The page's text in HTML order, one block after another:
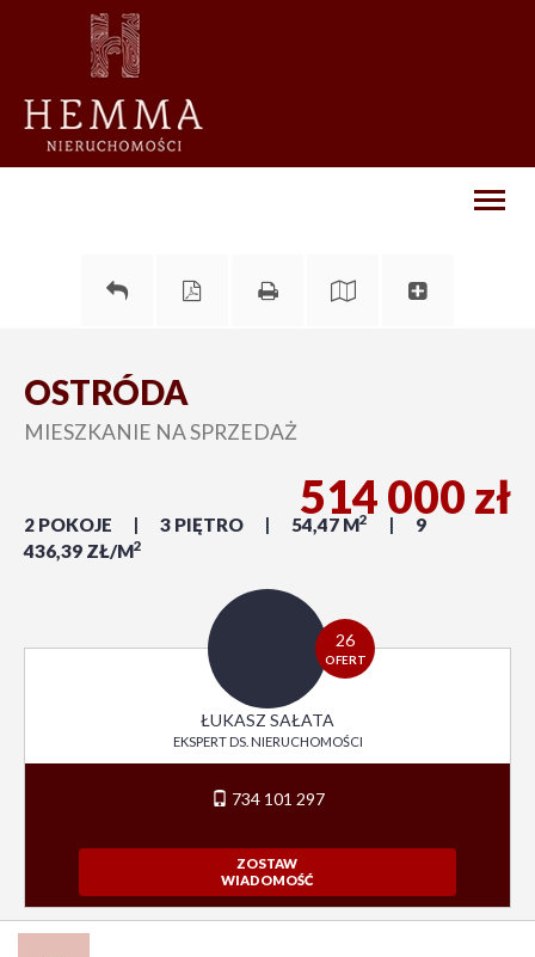
OSTRÓDA
MIESZKANIE NA SPRZEDAŻ
2 POKOJE 3 PIĘTRO 54,47 M2
9
436,39 ZŁ/M2
514 000 zł
26
OFERT
ŁUKASZ SAŁATA
EKSPERT DS. NIERUCHOMOŚCI
734 101 297
ZOSTAW
WIADOMOŚĆ